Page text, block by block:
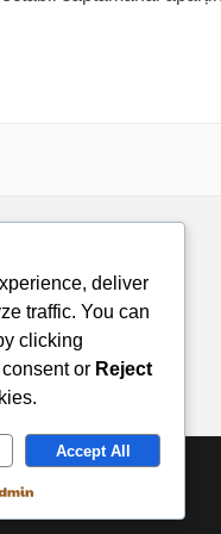
deliver
traffic. You can
clicking
or Reject
Accept All